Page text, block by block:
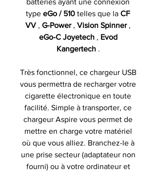
type eGo / 510 telles que la CF
VV , G-Power , Vision Spinner ,
eGo-C Joyetech, Evod
Kangertech.
Très fonctionnel, ce chargeur USB
vous permettra de recharger votre
cigarette électronique en toute
facilité. Simple à transporter, ce
chargeur Aspire vous permet de
mettre en charge votre matériel
où que vous alliez. Branchez-le à
une prise secteur (adaptateur non
fourni) ou à votre ordinateur et